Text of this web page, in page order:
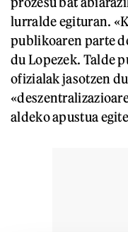
lurralde egituran.
publikoaren parte
du Lopezek. Talde
ofizialak jasotzen
aldeko apustua